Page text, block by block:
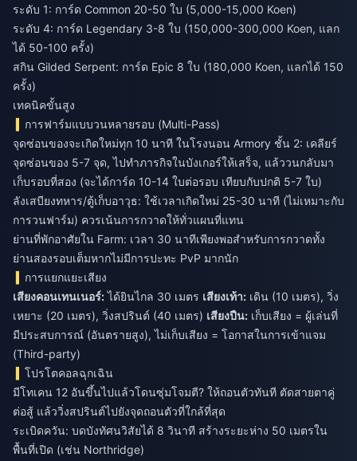
ระดับ 1: การ์ด Common 20-50 ใบ (5,000-15,000 Koen)
ระดับ 4: การ์ด Legendary 3-8 ใบ (150,000-300,000 Koen, แลก
ได้ 50-100 ครั้ง)
สกิน Gilded Serpent: การ์ด Epic 8 ใบ (180,000 Koen, แลกได้ 150
ครั้ง)
เทคนิคขั้นสูง
การฟาร์มแบบวนหลายรอบ (Multi-Pass)
จุดซ่อนของจะเกิดใหม่ทุก 10 นาที ในโรงนอน Armory ชั้น 2: เคลียร์
จุดซ่อนของ 5-7 จุด, ไปทำภารกิจในบังเกอร์ให้เสร็จ, แล้ววนกลับมา
เก็บรอบที่สอง (จะได้การ์ด 10-14 ใบต่อรอบ เทียบกับปกติ 5-7 ใบ)
ลังเสบียงทหาร/ตู้เก็บอาวุธ: ใช้เวลาเกิดใหม่ 25-30 นาที (ไม่เหมาะกับ
การวนฟาร์ม) ควรเน้นการกวาดให้ทั่วแผนที่แทน
ย่านที่พักอาศัยใน Farm: เวลา 30 นาทีเพียงพอสำหรับการกวาดทั้ง
ย่านสองรอบเต็มหากไม่มีการปะทะ PvP มากนัก
การแยกแยะเสียง
เสียงคอนเทนเนอร์:ได้ยินไกล 30 เมตร เสียงเท้า: เดิน (10 เมตร), วิ่ง
เหยาะ (20 เมตร), วิ่งสปรินต์ (40 เมตร) เสียงปืน: เก็บเสียง = ผู้เล่นที่
มีประสบการณ์ (อันตรายสูง), ไม่เก็บเสียง = โอกาสในการเข้าแจม
(Third-party)
โปรโตคอลฉุกเฉิน
มีโทเคน 12 อันขึ้นไปแล้วโดนซุ่มโจมตี? ให้ถอนตัวทันที ตัดสายตาคู่
ต่อสู้ แล้ววิ่งสปรินต์ไปยังจุดถอนตัวที่ใกล้ที่สุด
ระเบิดควัน: บดบังทัศนวิสัยได้ 8 วินาที สร้างระยะห่าง 50 เมตรใน
พื้นที่เปิด (เช่น Northridge)